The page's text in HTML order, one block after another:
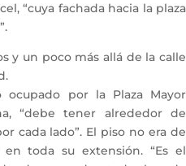
“cuya fachada hacia la plaza
un poco más allá de la calle
por la Plaza Mayor
“debe tener alrededor de
cada lado”. El piso no era de
toda su extensión. “Es el